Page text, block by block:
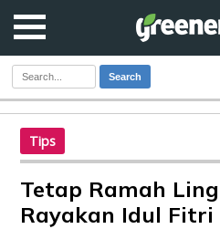
Search
Tips
Tetap Ramah
Rayakan Idul Fitri